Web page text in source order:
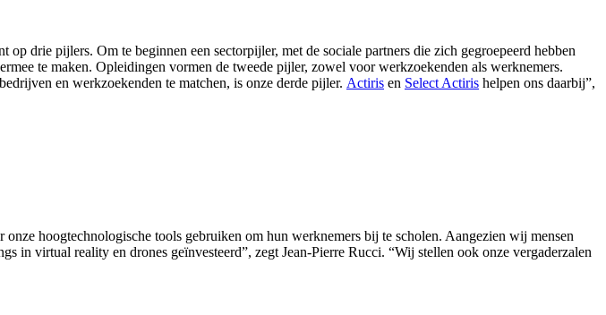
drie pijlers. Om te beginnen een sectorpijler, met de sociale partners die zich gegroepeerd hebben
te maken. Opleidingen vormen de tweede pijler, zowel voor werkzoekenden als werknemers.
en werkzoekenden te matchen, is onze derde pijler. Actiris en Select Actiris helpen ons daarbij”,
hoogtechnologische tools gebruiken om hun werknemers bij te scholen. Aangezien wij mensen
virtual reality en drones geïnvesteerd”, zegt Jean-Pierre Rucci. “Wij stellen ook onze vergaderzalen